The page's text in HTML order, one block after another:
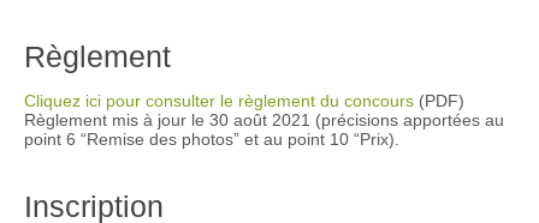
Règlement
Cliquez ici pour consulter le règlement du concours (PDF)
Règlement mis à jour le 30 août 2021 (précisions apportées au
point 6 “Remise des photos” et au point 10 “Prix).
Inscription